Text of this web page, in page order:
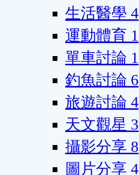
生活醫學 4
運動體育 1
單車討論 1
釣魚討論 6
旅遊討論 4
天文觀星 3
攝影分享 8
圖片分享 4